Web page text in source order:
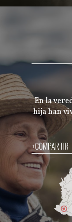
En la
hija han
+COMPARTIR